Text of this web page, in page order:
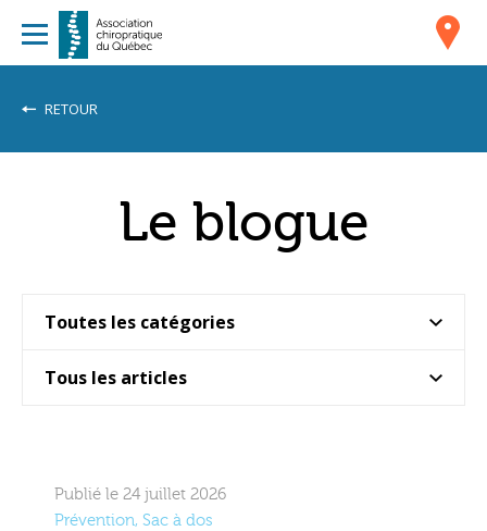
RETOUR
Le blogue
Publié le 24 juillet 2026
Prévention, Sac à dos